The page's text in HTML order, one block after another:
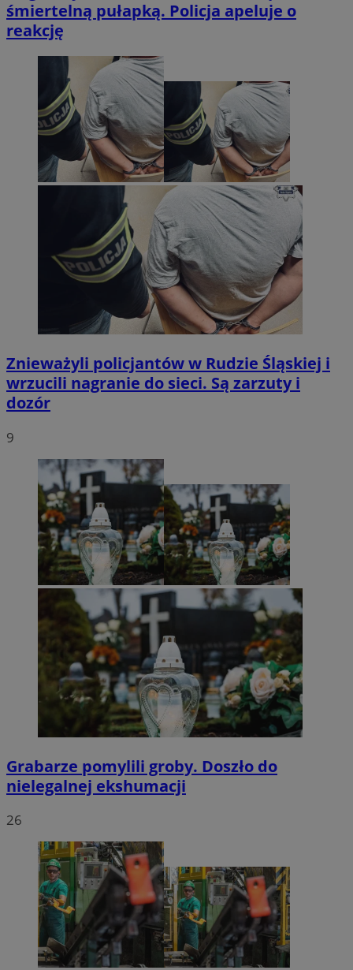
śmiertelną pułapką. Policja apeluje o
reakcję
Znieważyli policjantów w Rudzie Śląskiej i
wrzucili nagranie do sieci. Są zarzuty i
dozór
9
Grabarze pomylili groby. Doszło do
nielegalnej ekshumacji
26